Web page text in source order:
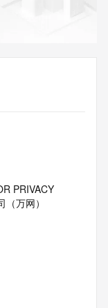
PRIVACY
万网）